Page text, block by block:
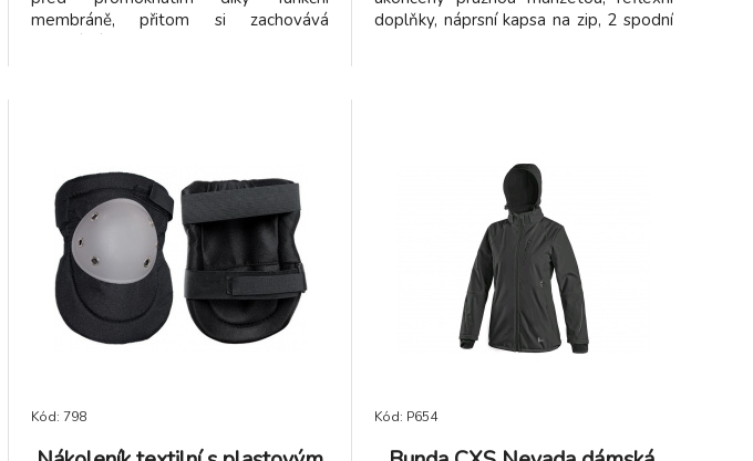
membráně, přitom si zachovává
optimální prodyšnost a odolnost proti
doplňky, náprsní kapsa na zip, 2 spodní
Kód: 798 Kód: P654